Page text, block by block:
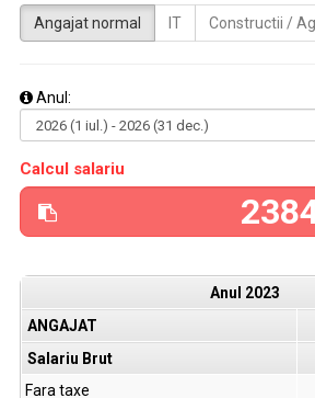
Angajat normal IT Constructii /
Anul:
Calcul salariu
Anul 2023
ANGAJAT
Salariu Brut
Fara taxe